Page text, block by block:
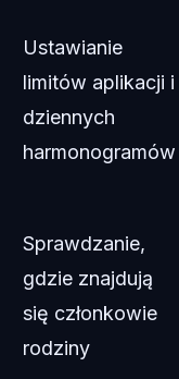
Ustawianie
limitów aplikacji i
dziennych
harmonogramów
Sprawdzanie,
gdzie znajdują
się członkowie
rodziny